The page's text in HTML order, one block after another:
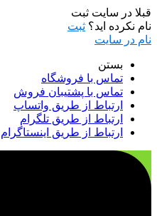
قبلا در سایت ثبت
نام نکرده اید؟ ثبت
نام در سایت
بستن
تماس با فروشگاه
تماس با پشتیبان فروش
ارتباط از طریق واتساپ
ارتباط از طریق تلگرام
ارتباط از طریق اینستاگرام